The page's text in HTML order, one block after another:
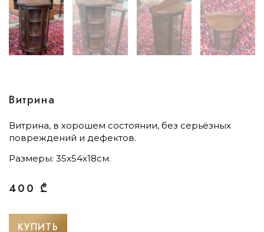
Витрина
Витрина, в хорошем состоянии, без серьёзных
повреждений и дефектов.
Размеры: 35х54х18см.
400 ₾
КУПИТЬ